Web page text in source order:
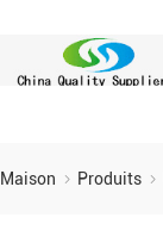
Maison Produits